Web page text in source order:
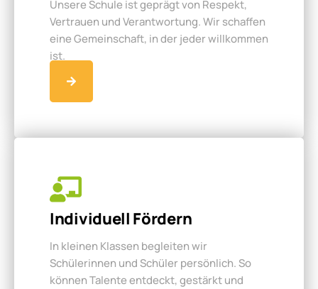
Unsere Schule ist geprägt von Respekt,
Vertrauen und Verantwortung. Wir schaffen
eine Gemeinschaft, in der jeder willkommen
ist.
Individuell Fördern
In kleinen Klassen begleiten wir
Schülerinnen und Schüler persönlich. So
können Talente entdeckt, gestärkt und